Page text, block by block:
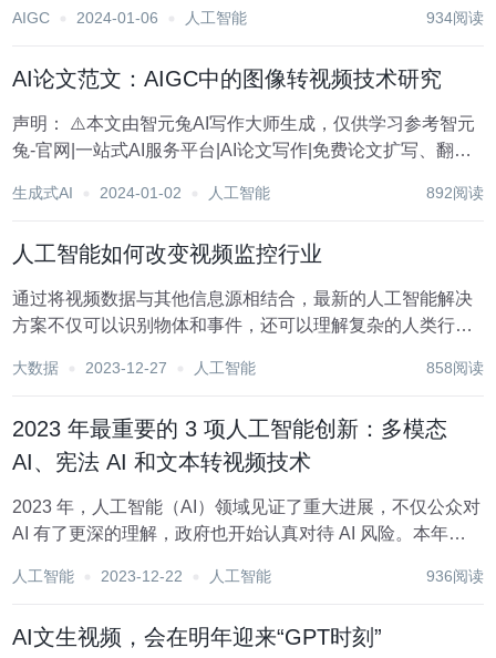
闪发光，一边旋转着一边上升，摇曳的身姿与夜空繁星相映
AIGC 2024-01-06 人工智能 934阅读
AI论文范文：AIGC中的图像转视频技术研究
声明： ⚠️本文由智元兔AI写作大师生成，仅供学习参考智元
兔-官网|一站式AI服务平台|AI论文写作|免费论文扩写、翻
生成式AI 2024-01-02 人工智能 892阅读
人工智能如何改变视频监控行业
通过将视频数据与其他信息源相结合，最新的人工智能解决
方案不仅可以识别物体和事件，还可以理解复杂的人类行为
动、智能行动的工具。 实时监控数十个摄像头场景对于人类
大数据 2023-12-27 人工智能 858阅读
2023 年最重要的 3 项人工智能创新：多模态
AI、宪法 AI 和文本转视频技术
2023 年，人工智能（AI）领域见证了重大进展，不仅公众对
AI 有了更深的理解，政府也开始认真对待 AI 风险。本年度
爆发。 以下是过去一年中人工智能领域最重要的三项创新：
人工智能 2023-12-22 人工智能 936阅读
AI文生视频，会在明年迎来“GPT时刻”